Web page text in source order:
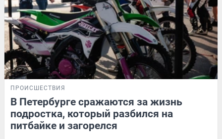
ПРОИСШЕСТВИЯ
В Петербурге сражаются за жизнь
подростка, который разбился на
питбайке и загорелся